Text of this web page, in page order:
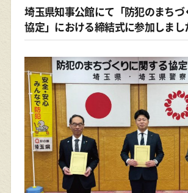
埼玉県知事公館にて「防犯のまちづ
協定」における締結式に参加しまし